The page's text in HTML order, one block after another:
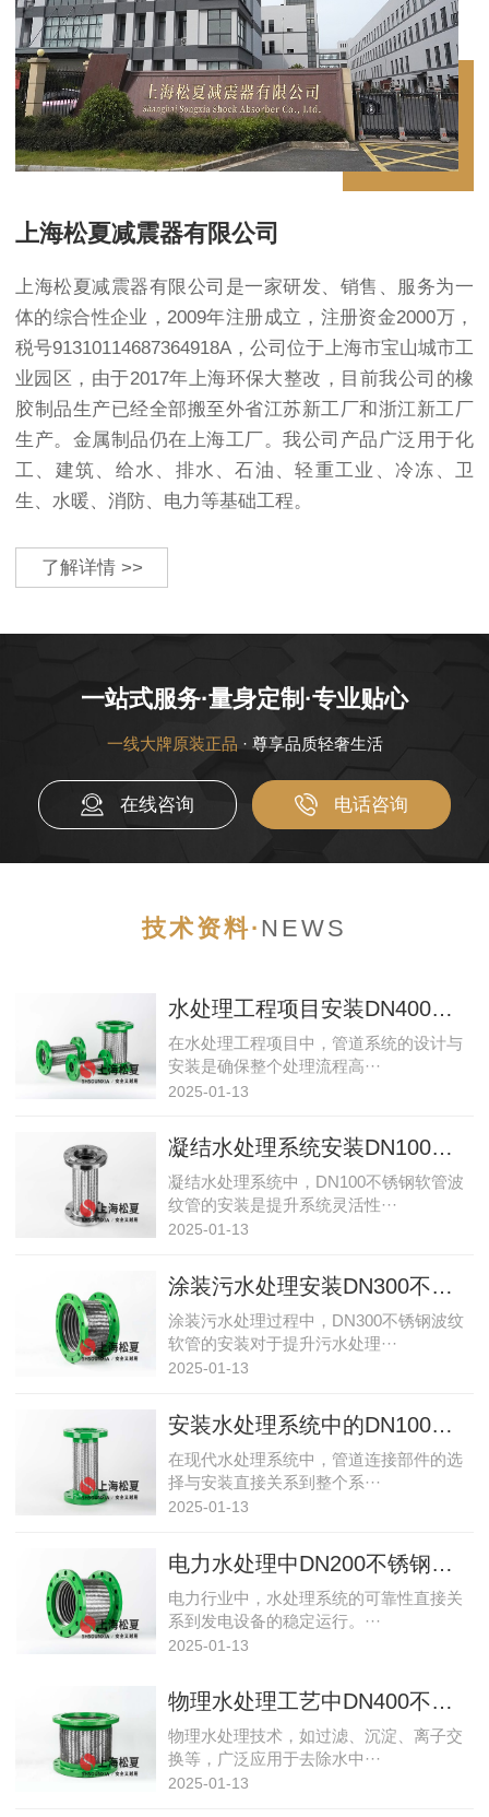
上海松夏减震器有限公司
上海松夏减震器有限公司是一家研发、销售、服务为一
体的综合性企业，2009年注册成立，注册资金2000万，
税号91310114687364918A，公司位于上海市宝山城市工
业园区，由于2017年上海环保大整改，目前我公司的橡
胶制品生产已经全部搬至外省江苏新工厂和浙江新工厂
生产。金属制品仍在上海工厂。我公司产品广泛用于化
工、建筑、给水、排水、石油、轻重工业、冷冻、卫
生、水暖、消防、电力等基础工程。
了解详情 >>
一站式服务·量身定制·专业贴心
一线大牌原装正品 · 尊享品质轻奢生活
在线咨询 电话咨询
技术资料· NEWS
水处理工程项目安装DN400金属软连接管接头的专业解析
在水处理工程项目中，管道系统的设计与
安装是确保整个处理流程高···
2025-01-13
凝结水处理系统安装DN100不锈钢软管波纹管的专业实践
凝结水处理系统中，DN100不锈钢软管波
纹管的安装是提升系统灵活性···
2025-01-13
涂装污水处理安装DN300不锈钢波纹软管的专业方案
涂装污水处理过程中，DN300不锈钢波纹
软管的安装对于提升污水处理···
2025-01-13
安装水处理系统中的DN100金属软连接管接头
在现代水处理系统中，管道连接部件的选
择与安装直接关系到整个系···
2025-01-13
电力水处理中DN200不锈钢软管波纹管的安装实践
电力行业中，水处理系统的可靠性直接关
系到发电设备的稳定运行。···
2025-01-13
物理水处理工艺中DN400不锈钢波纹软管的安装指南
物理水处理技术，如过滤、沉淀、离子交
换等，广泛应用于去除水中···
2025-01-13